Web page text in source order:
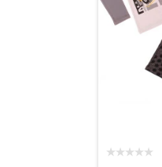
★★★★★